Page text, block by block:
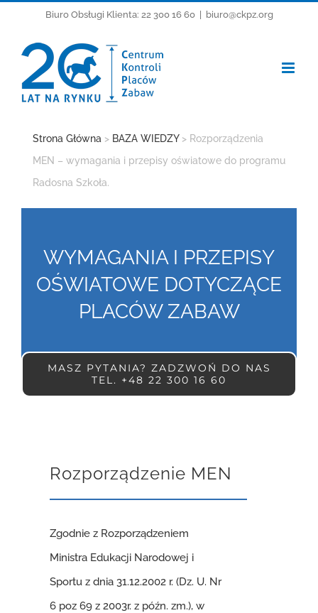
zawartości
Biuro Obsługi Klienta: 22 300 16 60 biuro@ckpz.org
Strona Główna > BAZA WIEDZY> Rozporządzenia
MEN – wymagania i przepisy oświatowe do programu
Radosna Szkoła.
WYMAGANIA I PRZEPISY
OŚWIATOWE DOTYCZĄCE
PLACÓW ZABAW
MASZ PYTANIA? ZADZWOŃ DO NAS
TEL. +48 22 300 16 60
Rozporządzenie MEN
Zgodnie z Rozporządzeniem
Ministra Edukacji Narodowej i
Sportu z dnia 31.12.2002 r. (Dz. U. Nr
6 poz 69 z 2003r. z późn. zm.), w